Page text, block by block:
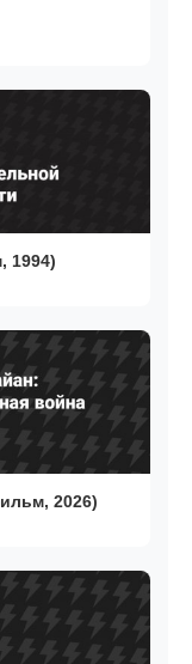
1994)
2026)